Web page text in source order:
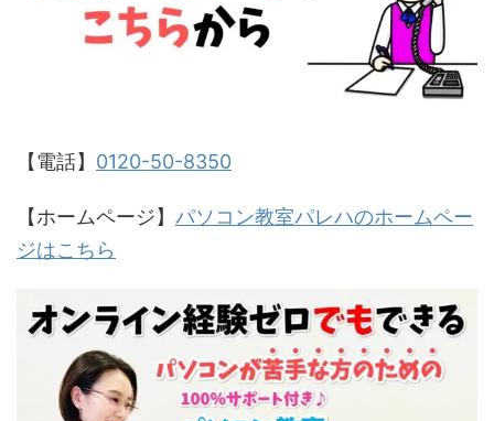
【電話】 0120-50-8350
【ホームページ】 パソコン教室パレハのホームペー
ジはこちら